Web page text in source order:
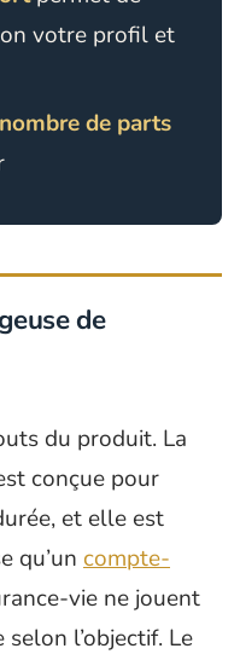
votre profil et
nombre de parts
de
du produit. La
conçue pour
et elle est
qu’un compte-
vie ne jouent
l’objectif. Le